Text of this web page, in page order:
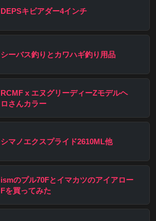
DEPSキビアダー4インチ
シーバス釣りとカワハギ釣り用品
RCMF x エヌグリーディーZモデルヘ
ロさんカラー
シマノエクスプライド2610ML他
ismのプル70Fとイマカツのアイアロー
Fを買ってみた